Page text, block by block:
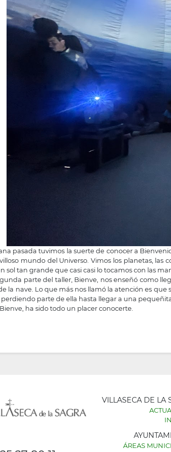
pasada tuvimos la suerte de conocer a
mundo del Universo. Vimos los planetas, las
sol tan grande que casi casi lo tocamos con las
parte del taller, Bienve, nos enseñó como
la nave. Lo que más nos llamó la atención es
perdiendo parte de ella hasta llegar a una
ha sido todo un placer conocerte.
AYUNTAMIENTO
VILLASECA DE LA
ÁREAS